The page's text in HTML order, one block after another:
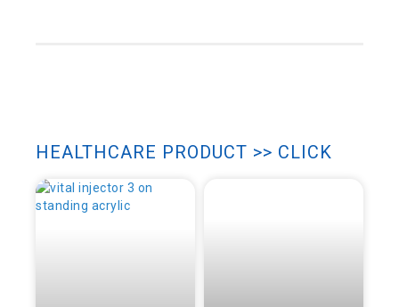
HEALTHCARE PRODUCT >> CLICK